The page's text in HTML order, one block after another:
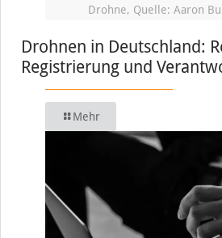
Drohne, Quelle: Aaron
Drohnen in Deutschland:
Registrierung und
Mehr